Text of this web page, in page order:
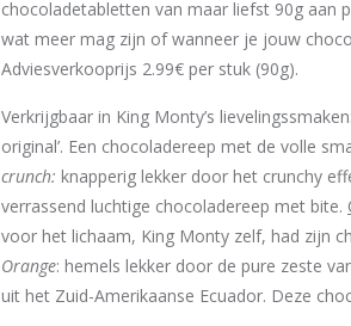
chocoladetabletten van maar liefst 90g aan
wat meer mag zijn of wanneer je jouw
Adviesverkooprijs 2.99€ per stuk (90g).
Verkrijgbaar in King Monty’s lievelingssmaken:
original’. Een chocoladereep met de volle
crunch: knapperig lekker door het crunchy
verrassend luchtige chocoladereep met bite.
voor het lichaam, King Monty zelf, had zijn
Orange: hemels lekker door de pure zeste
uit het Zuid-Amerikaanse Ecuador. Deze